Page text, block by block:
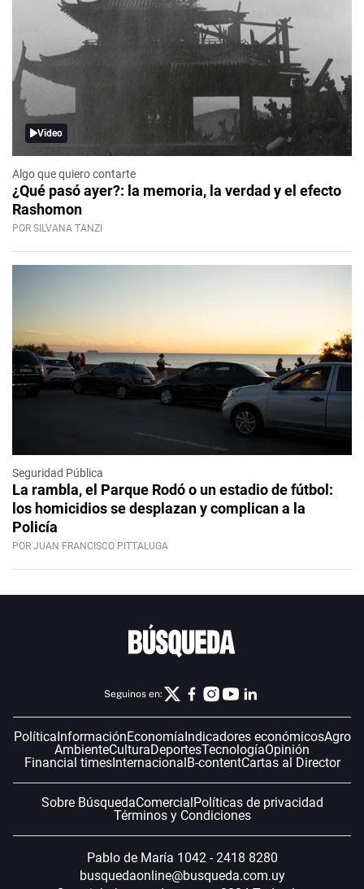
Video
Algo que quiero contarte
¿Qué pasó ayer?: la memoria, la verdad y el efecto
Rashomon
POR SILVANA TANZI
Seguridad Pública
La rambla, el Parque Rodó o un estadio de fútbol:
los homicidios se desplazan y complican a la
Policía
POR JUAN FRANCISCO PITTALUGA
Seguinos en:
Política InformaciónEconomía Indicadores económicosAgro
AmbienteCulturaDeportesTecnologíaOpinión
Financial timesInternacional B-contentCartas al Director
Sobre BúsquedaComercial Políticas de privacidad
Términos y Condiciones
Pablo de María 1042 - 2418 8280
busquedaonline@busqueda.com.uy